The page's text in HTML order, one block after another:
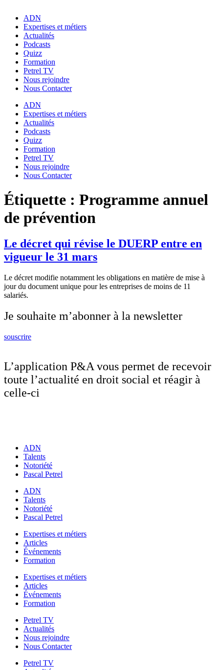
ADN
Expertises et métiers
Actualités
Podcasts
Quizz
Formation
Petrel TV
Nous rejoindre
Nous Contacter
ADN
Expertises et métiers
Actualités
Podcasts
Quizz
Formation
Petrel TV
Nous rejoindre
Nous Contacter
Étiquette : Programme annuel
de prévention
Le décret qui révise le DUERP entre en
vigueur le 31 mars
Le décret modifie notamment les obligations en matière de mise à
jour du document unique pour les entreprises de moins de 11
salariés.
Je souhaite m’abonner à la newsletter
souscrire
L’application P&A vous permet de recevoir
toute l’actualité en droit social et réagir à
celle-ci
ADN
Talents
Notoriété
Pascal Petrel
ADN
Talents
Notoriété
Pascal Petrel
Expertises et métiers
Articles
Événements
Formation
Expertises et métiers
Articles
Événements
Formation
Petrel TV
Actualités
Nous rejoindre
Nous Contacter
Petrel TV